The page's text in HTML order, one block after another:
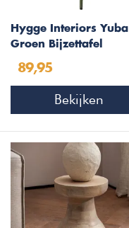
Hygge Interiors Yuba
Groen Bijzettafel
89,95
Bekijken